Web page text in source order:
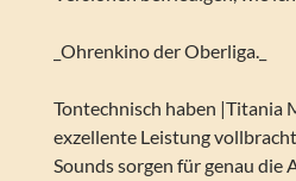
_Ohrenkino der Oberliga._
Tontechnisch haben |Titania
exzellente Leistung
Sounds sorgen für genau die